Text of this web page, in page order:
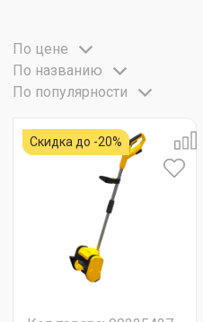
По цене
По названию
По популярности
Скидка до -20%